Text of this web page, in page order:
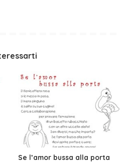
Se l’amor bussa alla porta